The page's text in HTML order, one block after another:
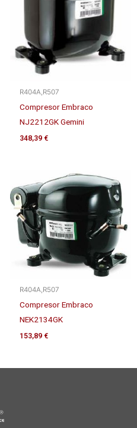
R404A,R507
Compresor Embraco
NJ2212GK Gemini
348,39 €
R404A,R507
Compresor Embraco
NEK2134GK
153,89 €